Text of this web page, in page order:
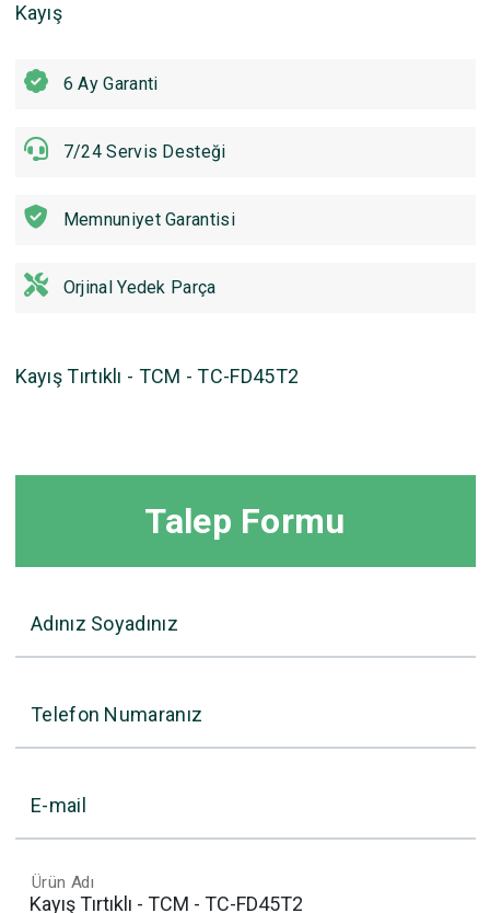
Kayış
6 Ay Garanti
7/24 Servis Desteği
Memnuniyet Garantisi
Orjinal Yedek Parça
Kayış Tırtıklı - TCM - TC-FD45T2
Talep Formu
Adınız Soyadınız
Telefon Numaranız
E-mail
Ürün Adı